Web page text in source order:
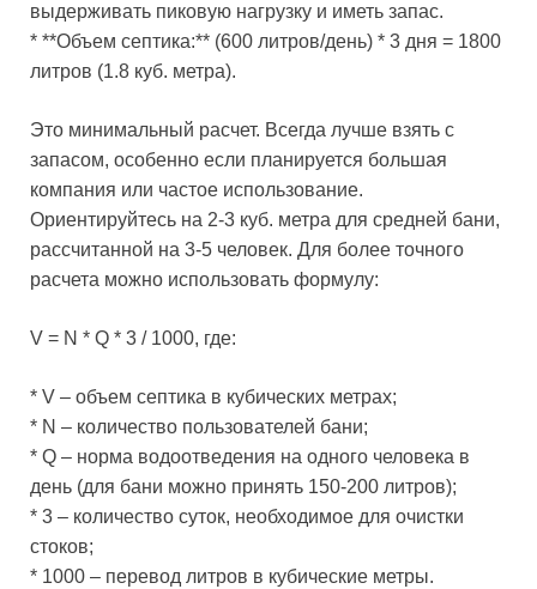
выдерживать пиковую нагрузку и иметь запас.
* **Объем септика:** (600 литров/день) * 3 дня = 1800
литров (1.8 куб. метра).
Это минимальный расчет. Всегда лучше взять с
запасом, особенно если планируется большая
компания или частое использование.
Ориентируйтесь на 2-3 куб. метра для средней бани,
рассчитанной на 3-5 человек. Для более точного
расчета можно использовать формулу:
V = N * Q * 3 / 1000, где:
* V – объем септика в кубических метрах;
* N – количество пользователей бани;
* Q – норма водоотведения на одного человека в
день (для бани можно принять 150-200 литров);
* 3 – количество суток, необходимое для очистки
стоков;
* 1000 – перевод литров в кубические метры.